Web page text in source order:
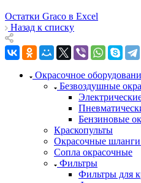
Остатки Graco в Excel
Назад к списку
Окрасочное
Безвоздушные
Бензиновые
Краскопульты
Окрасочные шланги
Сопла окрасочные
Фильтры
Фильтры для